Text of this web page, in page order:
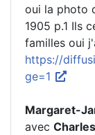
oui la photo
1905 p.1 Ils
familles oui
https://
ge=1
Margaret-
avec